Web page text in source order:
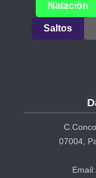
Natación
Saltos
07004,